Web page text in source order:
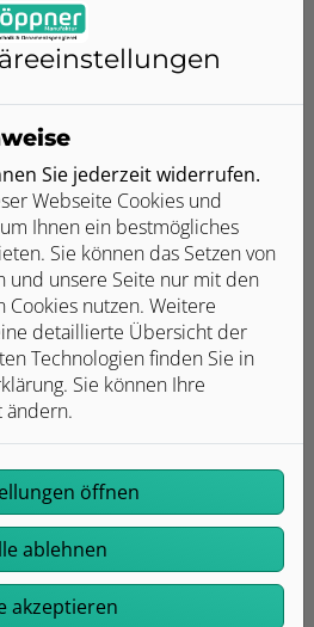
zur
zum fairen Preis
Qualitätsprodukte
So können wir Ihnen
Garantieleistungen bieten –
lange Sicht viel Geld durch
Außerdem beraten wir Sie
Fördermitteln durch
Sie zusätzlich Geld sparen
können.
Sie jederzeit widerrufen.
Webseite Cookies und
Ihnen ein bestmögliches
Sie können das Setzen von
und unsere Seite nur mit den
nutzen. Weitere
detaillierte Übersicht der
Technologien finden Sie in
Sie können Ihre
ändern.
öffnen
ablehnen
akzeptieren